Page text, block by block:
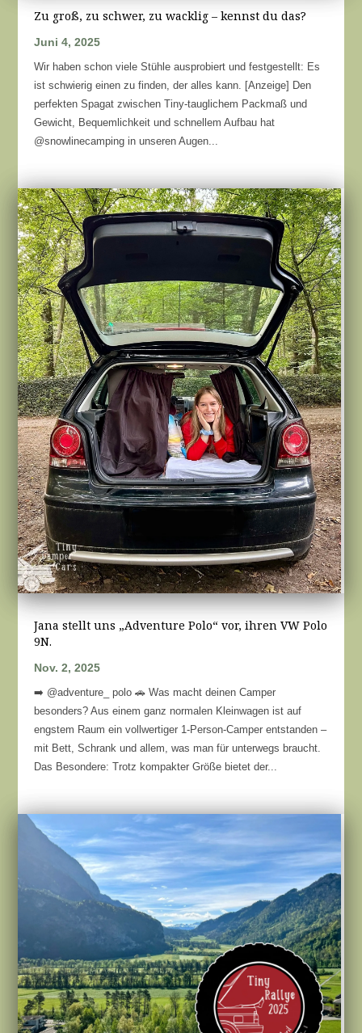
Zu groß, zu schwer, zu wacklig – kennst du das?
Juni 4, 2025
Wir haben schon viele Stühle ausprobiert und festgestellt: Es
ist schwierig einen zu finden, der alles kann. [Anzeige] Den
perfekten Spagat zwischen Tiny-tauglichem Packmaß und
Gewicht, Bequemlichkeit und schnellem Aufbau hat
@snowlinecamping in unseren Augen...
Jana stellt uns „Adventure Polo“ vor, ihren VW Polo
9N.
Nov. 2, 2025
➡️ @adventure_ polo 🚗 Was macht deinen Camper
besonders? Aus einem ganz normalen Kleinwagen ist auf
engstem Raum ein vollwertiger 1-Person-Camper entstanden –
mit Bett, Schrank und allem, was man für unterwegs braucht.
Das Besondere: Trotz kompakter Größe bietet der...